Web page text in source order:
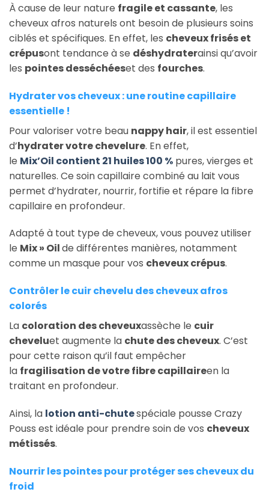
À cause de leur nature fragile et cassante, les
cheveux afros naturels ont besoin de plusieurs soins
ciblés et spécifiques. En effet, les cheveux frisés et
crépusont tendance à se déshydraterainsi qu’avoir
les pointes desséchéeset des fourches.
Hydrater vos cheveux : une routine capillaire
essentielle !
Pour valoriser votre beau nappy hair, il est essentiel
d’hydrater votre chevelure. En effet,
le Mix’Oil contient 21 huiles 100 % pures, vierges et
naturelles. Ce soin capillaire combiné au lait vous
permet d’hydrater, nourrir, fortifie et répare la fibre
capillaire en profondeur.
Adapté à tout type de cheveux, vous pouvez utiliser
le Mix » Oilde différentes manières, notamment
comme un masque pour vos cheveux crépus.
Contrôler le cuir chevelu des cheveux afros
colorés
La coloration des cheveuxassèche le cuir
cheveluet augmente la chute des cheveux. C’est
pour cette raison qu’il faut empêcher
la fragilisation de votre fibre capillaireen la
traitant en profondeur.
Ainsi, la lotion anti-chutespéciale pousse Crazy
Pouss est idéale pour prendre soin de vos cheveux
métissés.
Nourrir les pointes pour protéger ses cheveux du
froid